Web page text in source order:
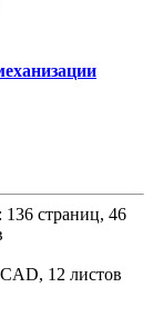
136 страниц, 46
12 листов